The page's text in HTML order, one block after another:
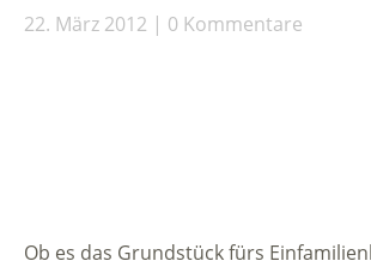
22. März 2012 0 Kommentare
Ob es das Grundstück fürs